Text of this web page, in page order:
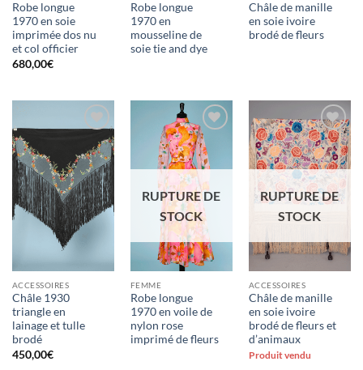
Robe longue
1970 en soie
imprimée dos nu
et col officier
680,00€
Robe longue
1970 en
mousseline de
soie tie and dye
Châle de manille
en soie ivoire
brodé de fleurs
Ajouter
à la liste
d'envies
ACCESSOIRES
Châle 1930
triangle en
lainage et tulle
brodé
450,00€
Ajouter
à la liste
d'envies
RUPTURE DE
STOCK
FEMME
Robe longue
1970 en voile de
nylon rose
imprimé de fleurs
Ajouter
à la liste
d'envies
RUPTURE DE
STOCK
ACCESSOIRES
Châle de manille
en soie ivoire
brodé de fleurs et
d’animaux
Produit vendu